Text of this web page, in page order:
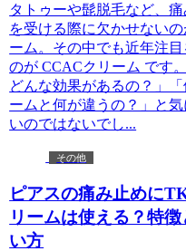
タトゥーや髭脱毛など、
を受ける際に欠かせないの
ーム。その中でも近年注
のが CCACクリーム です
どんな効果があるの？」「
ームと何が違うの？」と
いのではないでし...
その他
ピアスの痛み止めに
リームは使える？特
い方